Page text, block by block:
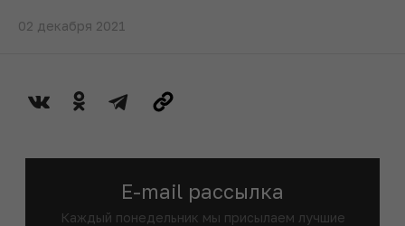
02 декабря 2021
E-mail рассылка
Каждый понедельник мы присылаем лучшие